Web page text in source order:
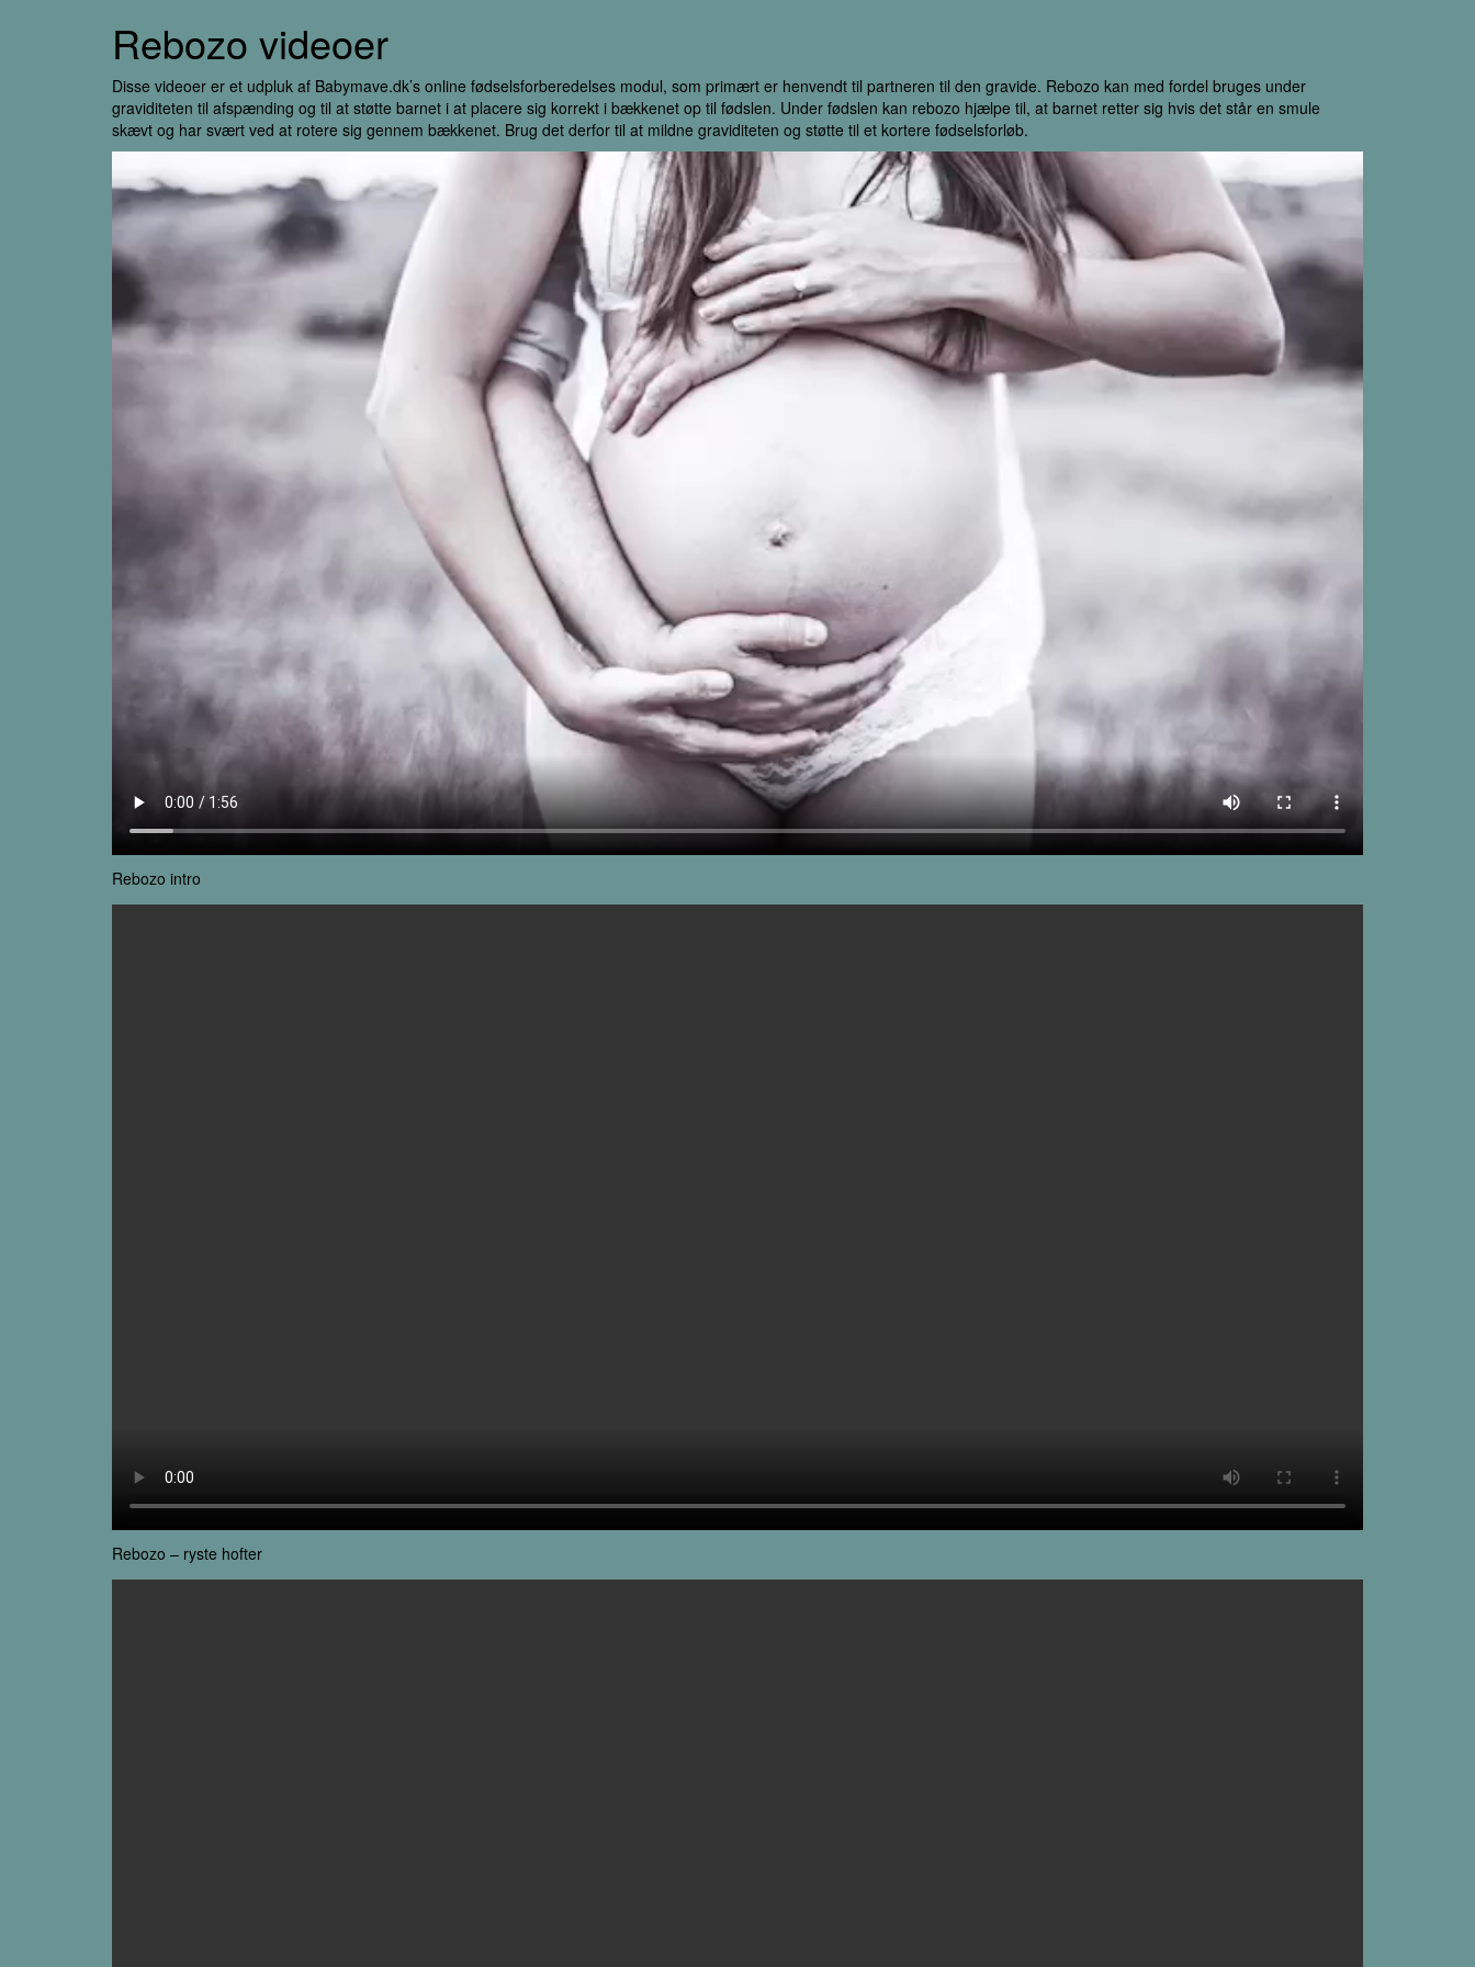
Rebozo videoer
Disse videoer er et udpluk af Babymave.dk’s online fødselsforberedelses modul, som primært er henvendt til partneren til den gravide. Rebozo kan med fordel bruges under
graviditeten til afspænding og til at støtte barnet i at placere sig korrekt i bækkenet op til fødslen. Under fødslen kan rebozo hjælpe til, at barnet retter sig hvis det står en smule
skævt og har svært ved at rotere sig gennem bækkenet. Brug det derfor til at mildne graviditeten og støtte til et kortere fødselsforløb.
Rebozo intro
Rebozo – ryste hofter